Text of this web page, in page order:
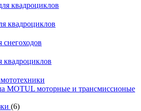
квадроциклов
квадроциклов
снегоходов
квадроциклов
MOTUL моторные и трансмиссионые
(6)